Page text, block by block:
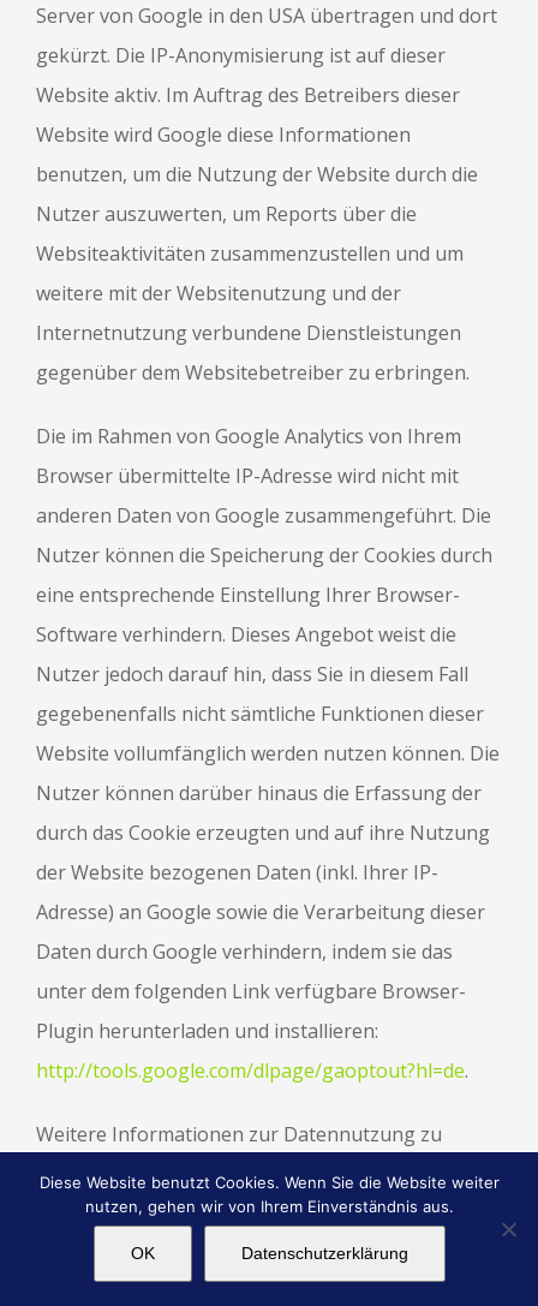
Server von Google in den USA übertragen und dort
gekürzt. Die IP-Anonymisierung ist auf dieser
Website aktiv. Im Auftrag des Betreibers dieser
Website wird Google diese Informationen
benutzen, um die Nutzung der Website durch die
Nutzer auszuwerten, um Reports über die
Websiteaktivitäten zusammenzustellen und um
weitere mit der Websitenutzung und der
Internetnutzung verbundene Dienstleistungen
gegenüber dem Websitebetreiber zu erbringen.
Die im Rahmen von Google Analytics von Ihrem
Browser übermittelte IP-Adresse wird nicht mit
anderen Daten von Google zusammengeführt. Die
Nutzer können die Speicherung der Cookies durch
eine entsprechende Einstellung Ihrer Browser-
Software verhindern. Dieses Angebot weist die
Nutzer jedoch darauf hin, dass Sie in diesem Fall
gegebenenfalls nicht sämtliche Funktionen dieser
Website vollumfänglich werden nutzen können. Die
Nutzer können darüber hinaus die Erfassung der
durch das Cookie erzeugten und auf ihre Nutzung
der Website bezogenen Daten (inkl. Ihrer IP-
Adresse) an Google sowie die Verarbeitung dieser
Daten durch Google verhindern, indem sie das
unter dem folgenden Link verfügbare Browser-
Plugin herunterladen und installieren:
http://tools.google.com/dlpage/gaoptout?hl=de.
Weitere Informationen zur Datennutzung zu
Werbezwecken durch Google, Einstellungs- und
Widerspruchsmöglichkeiten erfahren Sie auf den
Webseiten von Google:
ImpressumDatenschutzerklärung
Diese Website benutzt Cookies. Wenn Sie die Website weiter
nutzen, gehen wir von Ihrem Einverständnis aus.
OK Datenschutzerklärung